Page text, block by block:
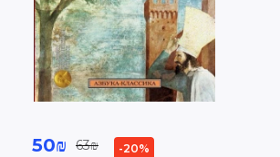
50₪ 63₪ -20%